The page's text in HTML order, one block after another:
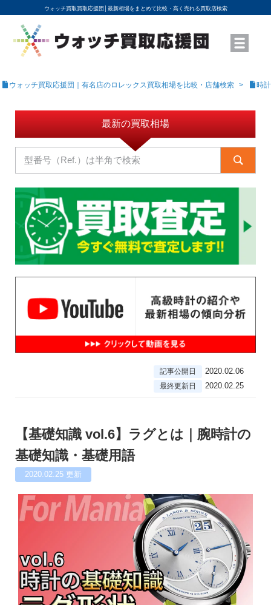
ウォッチ買取買取応援団│ 最新相場をまとめて比較・高く売れる買取店検索
YouTubeで動画を公開中
ROLEXモデル名から買取相場を調べる
高級時計ブランド名から買取相場を調べる
地域から買取店を探す
店舗名から買取店を探す
ブランド時計を高く売る方法
買取査定を依頼する
ウォッチ買取応援団｜有名店のロレックス買取相場を比較・店舗検索 時
最新の買取相場
記事公開日 2020.02.06
最終更新日 2020.02.25
【基礎知識 vol.6】ラグとは｜腕時計の
基礎知識・基礎用語
2020.02.25 更新